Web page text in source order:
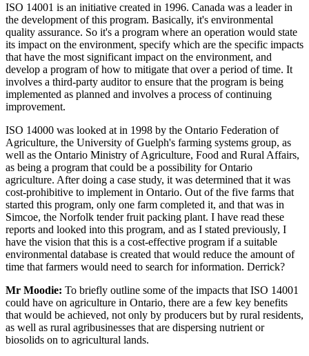
ISO 14001 is an initiative created in 1996. Canada was a leader in
the development of this program. Basically, it's environmental
quality assurance. So it's a program where an operation would state
its impact on the environment, specify which are the specific impacts
that have the most significant impact on the environment, and
develop a program of how to mitigate that over a period of time. It
involves a third-party auditor to ensure that the program is being
implemented as planned and involves a process of continuing
improvement.
ISO 14000 was looked at in 1998 by the Ontario Federation of
Agriculture, the University of Guelph's farming systems group, as
well as the Ontario Ministry of Agriculture, Food and Rural Affairs,
as being a program that could be a possibility for Ontario
agriculture. After doing a case study, it was determined that it was
cost-prohibitive to implement in Ontario. Out of the five farms that
started this program, only one farm completed it, and that was in
Simcoe, the Norfolk tender fruit packing plant. I have read these
reports and looked into this program, and as I stated previously, I
have the vision that this is a cost-effective program if a suitable
environmental database is created that would reduce the amount of
time that farmers would need to search for information. Derrick?
Mr Moodie: To briefly outline some of the impacts that ISO 14001
could have on agriculture in Ontario, there are a few key benefits
that would be achieved, not only by producers but by rural residents,
as well as rural agribusinesses that are dispersing nutrient or
biosolids on to agricultural lands.